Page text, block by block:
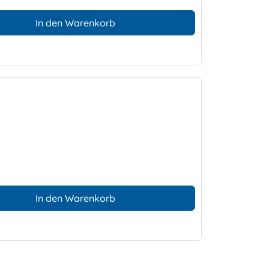
In den Warenkorb
In den Warenkorb